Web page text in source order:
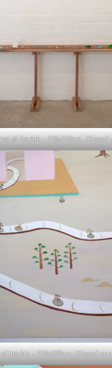
of the Ark – 120x220cm, Olieverf
the Ark – 120x220cm, Olieverf en